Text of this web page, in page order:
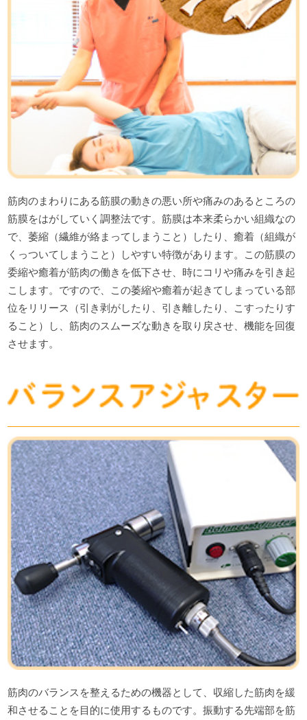
筋肉のまわりにある筋膜の動きの悪い所や痛みのあるところの
筋膜をはがしていく調整法です。筋膜は本来柔らかい組織なの
で、萎縮（繊維が絡まってしまうこと）したり、癒着（組織が
くっついてしまうこと）しやすい特徴があります。この筋膜の
委縮や癒着が筋肉の働きを低下させ、時にコリや痛みを引き起
こします。ですので、この萎縮や癒着が起きてしまっている部
位をリリース（引き剥がしたり、引き離したり、こすったりす
ること）し、筋肉のスムーズな動きを取り戻させ、機能を回復
させます。
筋肉のバランスを整えるための機器として、収縮した筋肉を緩
和させることを目的に使用するものです。振動する先端部を筋